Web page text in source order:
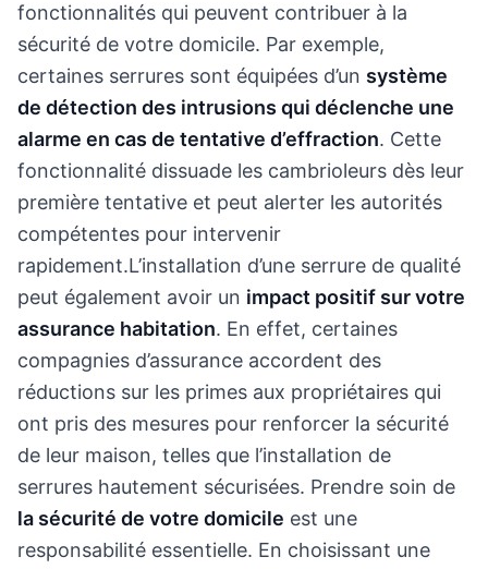
fonctionnalités qui peuvent contribuer à la
sécurité de votre domicile. Par exemple,
certaines serrures sont équipées d’un système
de détection des intrusions qui déclenche une
alarme en cas de tentative d’effraction. Cette
fonctionnalité dissuade les cambrioleurs dès leur
première tentative et peut alerter les autorités
compétentes pour intervenir
rapidement.L’installation d’une serrure de qualité
peut également avoir un impact positif sur votre
assurance habitation. En effet, certaines
compagnies d’assurance accordent des
réductions sur les primes aux propriétaires qui
ont pris des mesures pour renforcer la sécurité
de leur maison, telles que l’installation de
serrures hautement sécurisées. Prendre soin de
la sécurité de votre domicile est une
responsabilité essentielle. En choisissant une